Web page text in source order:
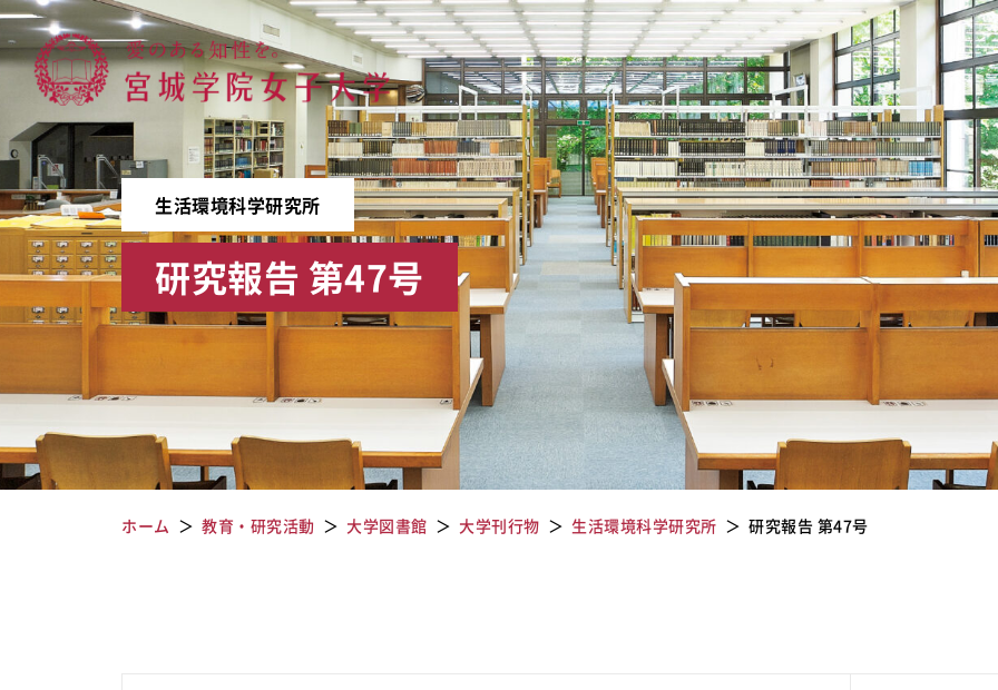
宮城学院女子大学
生活環境科学研究所
研究報告 第47号
ホーム 教育・研究活動 大学図書館 大学刊行物 生活環境科学研究所 研究報告 第47号